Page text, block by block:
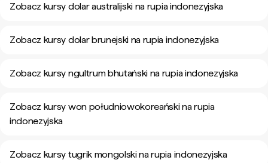
Zobacz kursy dolar australijski na rupia indonezyjska
Zobacz kursy dolar brunejski na rupia indonezyjska
Zobacz kursy ngultrum bhutański na rupia indonezyjska
Zobacz kursy won południowokoreański na rupia
indonezyjska
Zobacz kursy tugrik mongolski na rupia indonezyjska